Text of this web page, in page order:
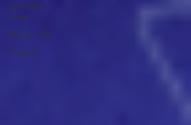
Sportello
Aree
Mondo REI
Progetti